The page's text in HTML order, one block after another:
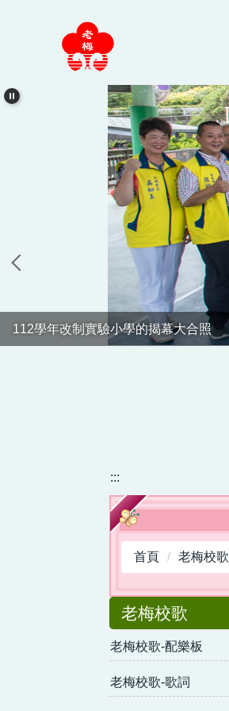
內
容
112學年改制實驗小學的揭幕大合照
:::
首頁 老梅校歌
老梅校歌
老梅校歌-配樂板
老梅校歌-歌詞